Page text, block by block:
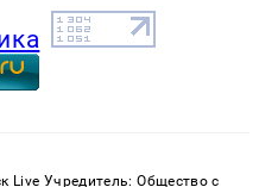
Live Учредитель: Общество с